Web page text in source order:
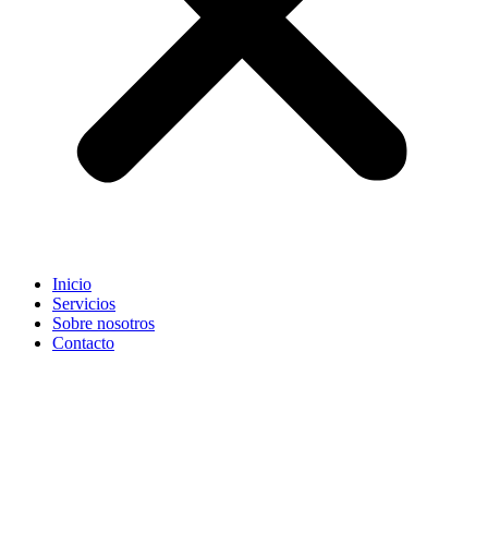
Inicio
Servicios
Sobre nosotros
Contacto